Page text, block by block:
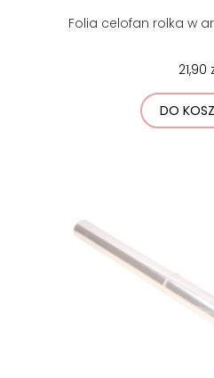
Folia celofan rolka w
21,90
DO